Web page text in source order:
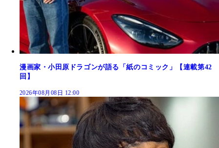
漫画家・小田原ドラゴンが語る「紙のコミック」【連載第42
回】
2026年08月08日 12:00